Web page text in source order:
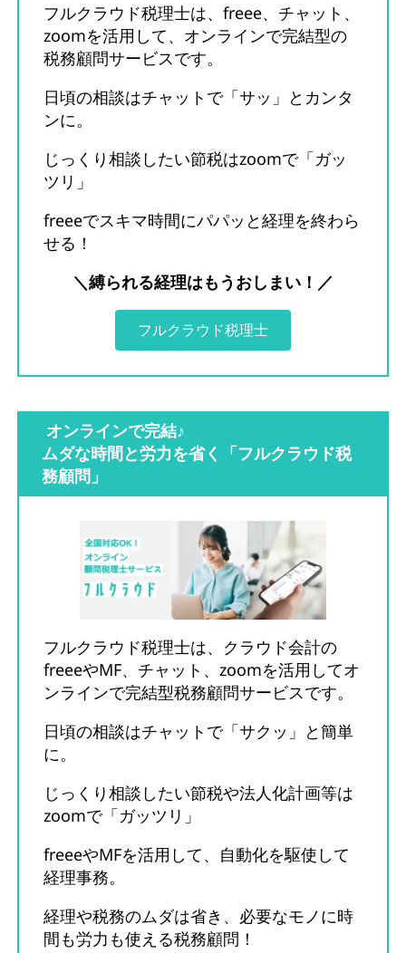
フルクラウド税理士は、freee、チャット、
zoomを活用して、オンラインで完結型の
税務顧問サービスです。
日頃の相談はチャットで「サッ」とカンタ
ンに。
じっくり相談したい節税はzoomで「ガッ
ツリ」
freeeでスキマ時間にパパッと経理を終わら
せる！
＼縛られる経理はもうおしまい！／
フルクラウド税理士
オンラインで完結♪
ムダな時間と労力を省く「フルクラウド税
務顧問」
フルクラウド税理士は、クラウド会計の
freeeやMF、チャット、zoomを活用してオ
ンラインで完結型税務顧問サービスです。
日頃の相談はチャットで「サクッ」と簡単
に。
じっくり相談したい節税や法人化計画等は
zoomで「ガッツリ」
freeeやMFを活用して、自動化を駆使して
経理事務。
経理や税務のムダは省き、必要なモノに時
間も労力も使える税務顧問！